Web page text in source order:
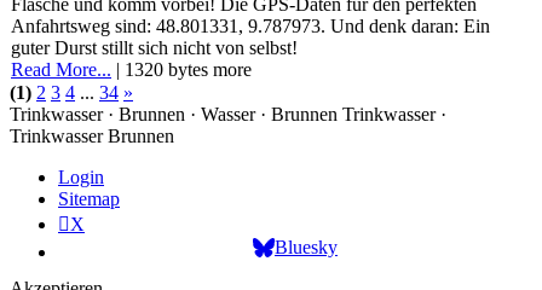
Flasche und komm vorbei! Die GPS-Daten für den perfekten
Anfahrtsweg sind: 48.801331, 9.787973. Und denk daran: Ein
guter Durst stillt sich nicht von selbst!
Read More... | 1320 bytes more
(1) 2 3 4 ... 34 »
Trinkwasser · Brunnen · Wasser · Brunnen Trinkwasser ·
Trinkwasser Brunnen
Login
Sitemap
X
Bluesky